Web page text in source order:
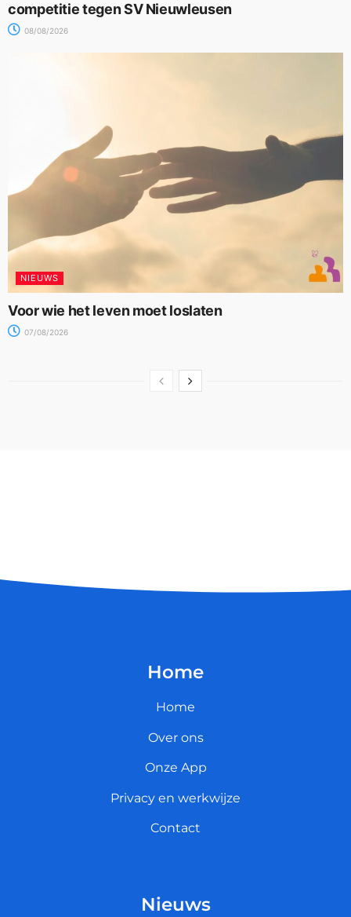
competitie tegen SV Nieuwleusen
08/08/2026
NIEUWS
Voor wie het leven moet loslaten
07/08/2026
Home
Home
Over ons
Onze App
Privacy en werkwijze
Contact
Nieuws